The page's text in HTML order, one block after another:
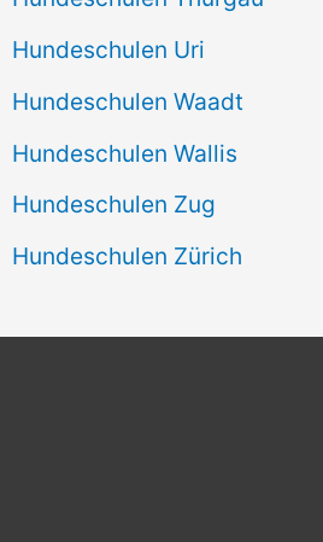
Hundeschulen Uri
Hundeschulen Waadt
Hundeschulen Wallis
Hundeschulen Zug
Hundeschulen Zürich